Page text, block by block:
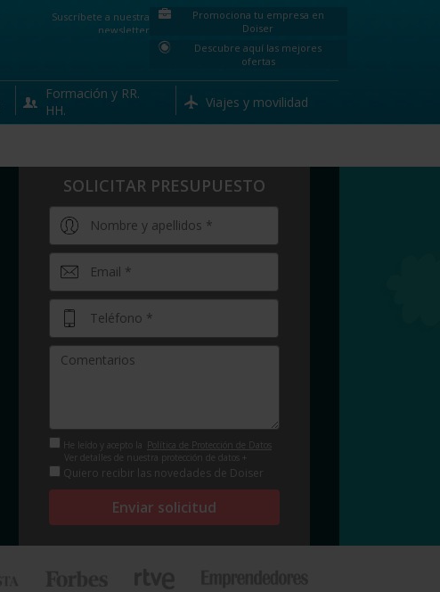
Suscríbete a nuestra
newsletter
Promociona tu empresa en
Doiser
Descubre aquí las mejores
ofertas
Formación y RR.
HH.
Viajes y movilidad
SOLICITAR PRESUPUESTO
He leído y acepto la Política de Protección de Datos
Ver detalles de nuestra protección de datos +
Quiero recibir las novedades de Doiser
Enviar solicitud